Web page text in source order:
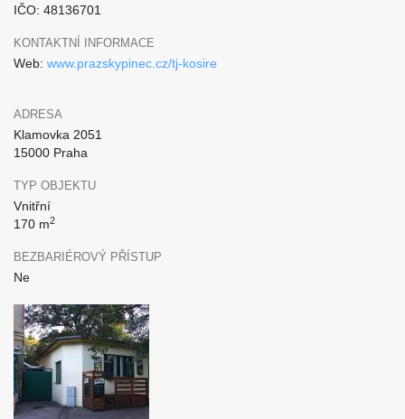
IČO: 48136701
KONTAKTNÍ INFORMACE
Web: www.prazskypinec.cz/tj-kosire
ADRESA
Klamovka 2051
15000 Praha
TYP OBJEKTU
Vnitřní
170 m2
BEZBARIÉROVÝ PŘÍSTUP
Ne